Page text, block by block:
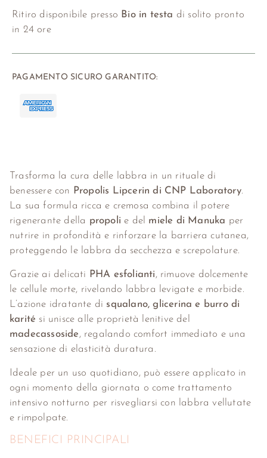
Ritiro disponibile presso Bio in testa di solito pronto
in 24 ore
PAGAMENTO SICURO GARANTITO:
Trasforma la cura delle labbra in un rituale di
benessere con Propolis Lipcerin di CNP Laboratory.
La sua formula ricca e cremosa combina il potere
rigenerante della propoli e del miele di Manuka per
nutrire in profondità e rinforzare la barriera cutanea,
proteggendo le labbra da secchezza e screpolature.
Grazie ai delicati PHA esfolianti, rimuove dolcemente
le cellule morte, rivelando labbra levigate e morbide.
L’azione idratante di squalano, glicerina e burro di
karité si unisce alle proprietà lenitive del
madecassoside, regalando comfort immediato e una
sensazione di elasticità duratura.
Ideale per un uso quotidiano, può essere applicato in
ogni momento della giornata o come trattamento
intensivo notturno per risvegliarsi con labbra vellutate
e rimpolpate.
BENEFICI PRINCIPALI